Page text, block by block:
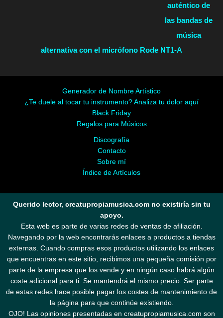
auténtico de
las bandas de
música
alternativa con el micrófono Rode NT1-A
Generador de Nombre Artístico
¿Te duele al tocar tu instrumento? Analiza tu dolor aquí
Black Friday
Regalos para Músicos
Discografía
Contacto
Sobre mí
Índice de Artículos
Querido lector, creatupropiamusica.com no existiría sin tu
apoyo.
Esta web es parte de varias redes de ventas de afiliación.
Navegando por la web encontrarás enlaces a productos a tiendas
externas. Cuando compras esos productos utilizando los enlaces
que encuentras en este sitio, recibimos una pequeña comisión por
parte de la empresa que los vende y en ningún caso habrá algún
coste adicional para ti. Se mantendrá el mismo precio. Ser parte
de estas redes hace posible pagar los costes de mantenimiento de
la página para que continúe existiendo.
OJO! Las opiniones presentadas en creatupropiamusica.com son